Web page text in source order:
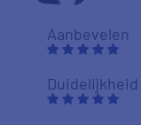
Aanbevelen
Duidelijkheid